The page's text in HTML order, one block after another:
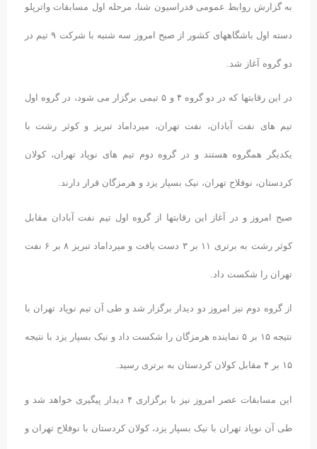
به گزارش روابط عمومی فدراسیون شنا، مرحله اول مسابقات واترپلو
دسته اول باشگاههای کشور از صبح امروز سه شنبه با شرکت ٩ تیم در
دو گروه آغاز شد.
در این رقابتها که در دو گروه ۴ و ۵ تیمی برگزار می شود، در گروه اول
تیم های نفت آبادان، نفت تهران، میرداماد تبریز و کوثر رشت با
یکدیگر همگروه هستند و در گروه دوم تیم های نوپاد تهران، کولان
کردستان، نوفلاح تهران، نیک بسپار یزد و هرمزگان قرار دارند.
صبح امروز و در آغاز این رقابتها از گروه اول تیم نفت آبادان مقابل
کوثر رشت به برتری ١١ بر ٣ دست یافت و میرداماد تبریز ٨ بر ۶ نفت
تهران را شکست داد.
از گروه دوم نیز امروز دو دیدار برگزار شد و طی آن تیم نوپاد تهران با
نتیجه ١۵ بر ۵ نماینده هرمزگان را شکست داد و نیک بسپار یزد با نتیجه
١۵ بر ۴ مقابل کولان کردستان به برتری رسید.
این مسابقات عصر امروز نیز با برگزاری ۴ دیدار پیگیری خواهد شد و
طی آن نوپاد تهران با نیک بسپار یزد، کولان کردستان با نوفلاح تهران و